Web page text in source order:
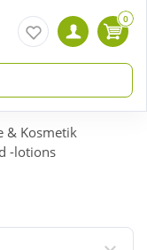
0
& Kosmetik
-lotions